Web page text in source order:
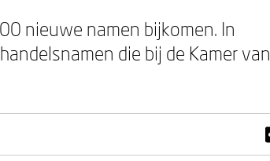
nieuwe namen bijkomen. In
die bij de Kamer van